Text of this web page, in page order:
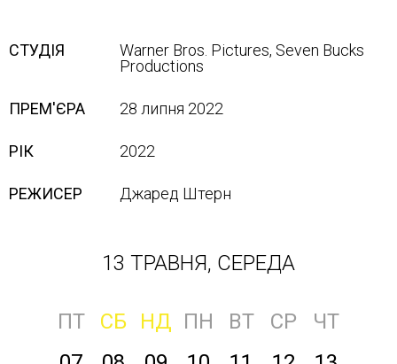
СТУДІЯ
Warner Bros. Pictures, Seven Bucks
Productions
ПРЕМ'ЄРА 28 липня 2022
РІК 2022
РЕЖИСЕР Джаред Штерн
13 ТРАВНЯ, СЕРЕДА
ПТ СБ НД ПН ВТ СР
ЧТ